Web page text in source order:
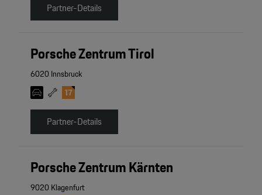
Partner-Details
Porsche Zentrum Tirol
6020 Innsbruck
Partner-Details
Porsche Zentrum Kärnten
9020 Klagenfurt